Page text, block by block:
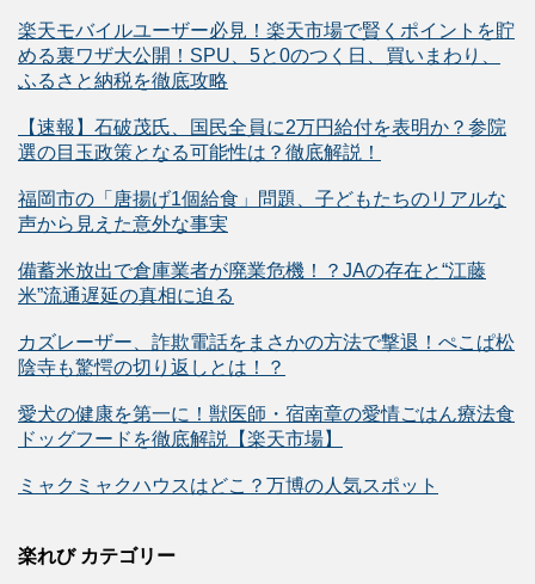
楽天モバイルユーザー必見！楽天市場で賢くポイントを貯
める裏ワザ大公開！SPU、5と0のつく日、買いまわり、
ふるさと納税を徹底攻略
【速報】石破茂氏、国民全員に2万円給付を表明か？参院
選の目玉政策となる可能性は？徹底解説！
福岡市の「唐揚げ1個給食」問題、子どもたちのリアルな
声から見えた意外な事実
備蓄米放出で倉庫業者が廃業危機！？JAの存在と“江藤
米”流通遅延の真相に迫る
カズレーザー、詐欺電話をまさかの方法で撃退！ぺこぱ松
陰寺も驚愕の切り返しとは！？
愛犬の健康を第一に！獣医師・宿南章の愛情ごはん療法食
ドッグフードを徹底解説【楽天市場】
ミャクミャクハウスはどこ？万博の人気スポット
楽れび カテゴリー